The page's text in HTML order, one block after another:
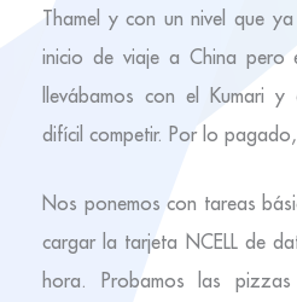
Thamel y con un nivel que
inicio de viaje a China pero
llevábamos con el Kumari
difícil competir. Por lo
Nos ponemos con tareas
cargar la tarjeta NCELL de
hora. Probamos las